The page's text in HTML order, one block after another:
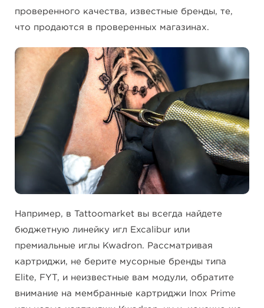
проверенного качества, известные бренды, те,
что продаются в проверенных магазинах.
Например, в Tattoomarket вы всегда найдете
бюджетную линейку игл Excalibur или
премиальные иглы Kwadron. Рассматривая
картриджи, не берите мусорные бренды типа
Elite, FYT, и неизвестные вам модули, обратите
внимание на мембранные картриджи Inox Prime